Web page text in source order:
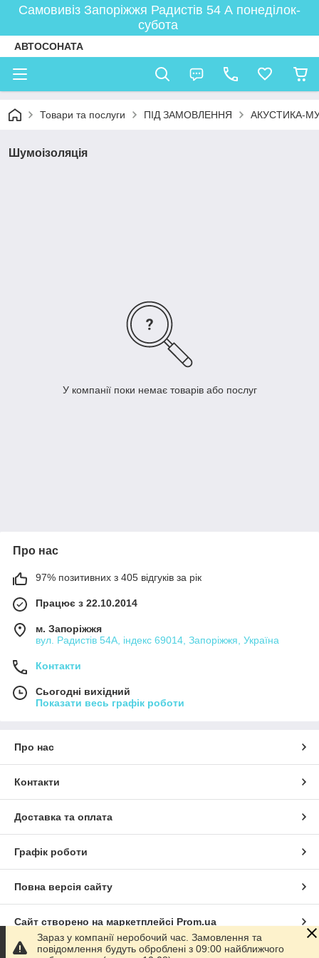
Самовивіз Запоріжжя Радистів 54 А понеділок-
субота
АВТОСОНАТА
Товари та послуги ПІД ЗАМОВЛЕННЯ АКУСТИКА-
Шумоізоляція
У компанії поки немає товарів або послуг
Про нас
97% позитивних з 405 відгуків за рік
Працює з 22.10.2014
м. Запоріжжя
вул. Радистів 54А, індекс 69014, Запоріжжя, Україна
Контакти
Сьогодні вихідний
Показати весь графік роботи
Про нас
Контакти
Доставка та оплата
Графік роботи
Повна версія сайту
Сайт створено на маркетплейсі Prom.ua
Зараз у компанії неробочий час. Замовлення та
повідомлення будуть оброблені з 09:00 найближчого